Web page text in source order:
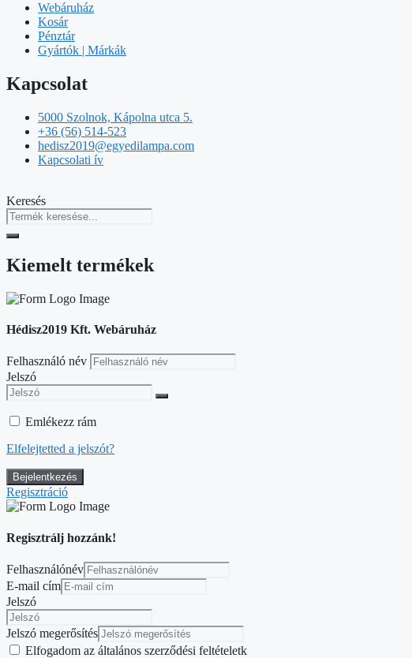
Webáruház
Kosár
Pénztár
Gyártók | Márkák
Kapcsolat
5000 Szolnok, Kápolna utca 5.
+36 (56) 514-523
hedisz2019@egyedilampa.com
Kapcsolati ív
Keresés
Kiemelt termékek
Hédisz2019 Kft. Webáruház
Felhasználó név
Jelszó
Emlékezz rám
Elfelejtetted a jelszót?
Regisztráció
Regisztrálj hozzánk!
Felhasználónév
E-mail cím
Jelszó
Jelszó megerősítés
Elfogadom az általános szerződési feltételetk